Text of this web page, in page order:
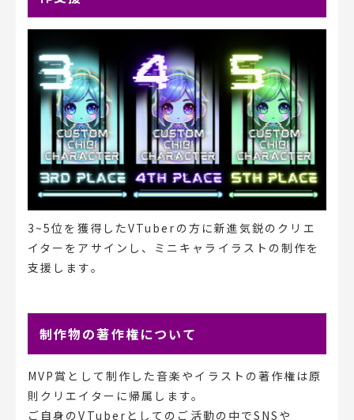
3~5位を獲得したVTuberの方に新進気鋭のクリエ
イターをアサインし、ミニキャライラストの制作を
支援します。
制作物の著作権について
MVP賞として制作した音楽やイラストの著作権は原
則クリエイターに帰属します。
ご自身のVTuberとしてのご活動の中でSNSや